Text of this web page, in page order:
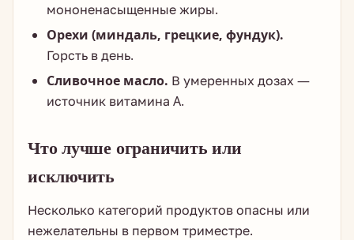
мононенасыщенные жиры.
Орехи (миндаль, грецкие, фундук).
Горсть в день.
Сливочное масло. В умеренных дозах —
источник витамина A.
Что лучше ограничить или
исключить
Несколько категорий продуктов опасны или
нежелательны в первом триместре.